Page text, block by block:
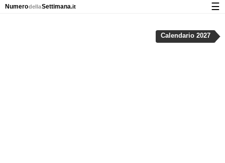
Calendario 2027
NumerodellaSettimana.it ☰